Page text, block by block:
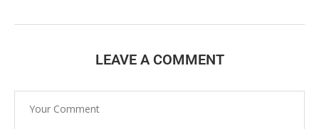
LEAVE A COMMENT